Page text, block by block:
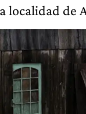
localidad de